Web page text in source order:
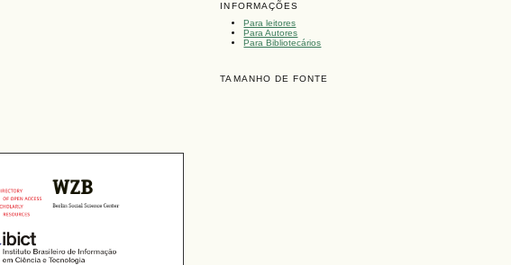
INFORMAÇÕES
Para leitores
Para Autores
Para Bibliotecários
TAMANHO DE FONTE